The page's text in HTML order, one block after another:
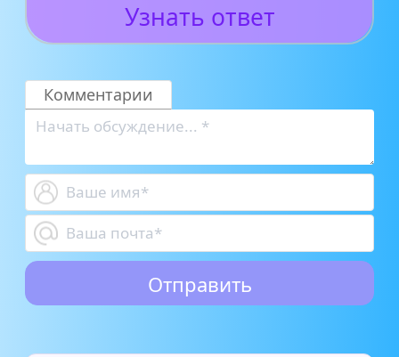
Узнать ответ
Комментарии